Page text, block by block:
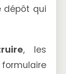
dépôt qui
, les